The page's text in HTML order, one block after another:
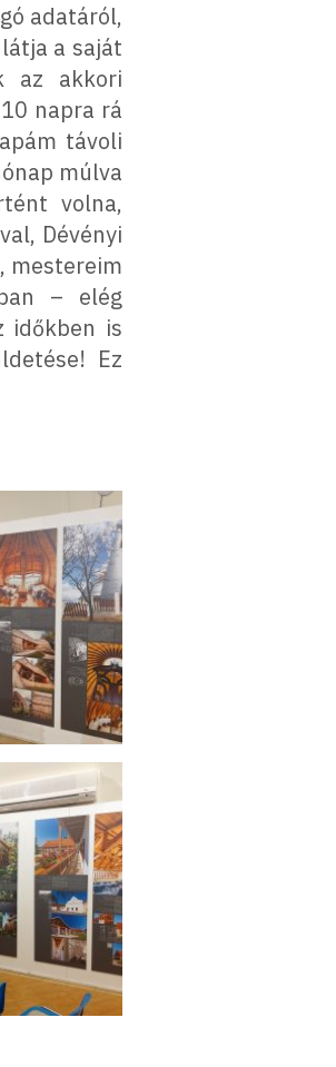
adatáról,
a saját
az akkori
napra rá
távoli
múlva
volna,
Dévényi
mestereim
– elég
időkben is
Ez